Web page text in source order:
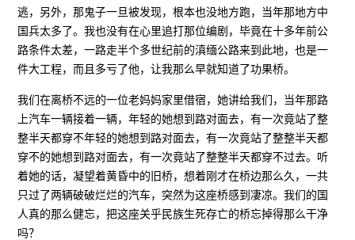
逃，另外，那鬼子一旦被发现，根本也没地方跑，当年那地方中
国兵太多了。我也没有在心里追打那位编剧，毕竟在十多年前公
路条件太差，一路走半个多世纪前的滇缅公路来到此地，也是一
件大工程，而且多亏了他，让我那么早就知道了功果桥。
我们在离桥不远的一位老妈妈家里借宿，她讲给我们，当年那路
上汽车一辆接着一辆，年轻的她想到路对面去，有一次竟站了整
整半天都穿不年轻的她想到路对面去，有一次竟站了整整半天都
穿不的她想到路对面去，有一次竟站了整整半天都穿不过去。听
着她的话，凝望着黄昏中的旧桥，想着刚才在桥边那么久，一共
只过了两辆破破烂烂的汽车，突然为这座桥感到凄凉。我们的国
人真的那么健忘，把这座关乎民族生死存亡的桥忘掉得那么干净
吗？